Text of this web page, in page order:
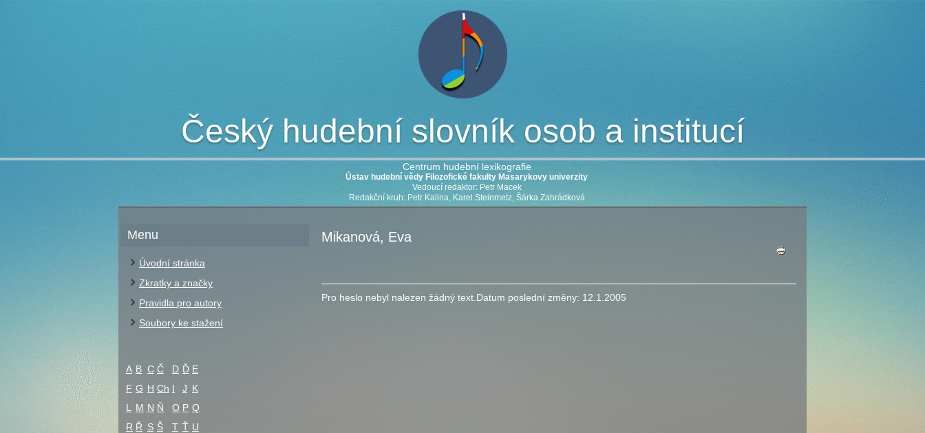
Český hudební slovník osob a institucí
Centrum hudební lexikografie
Ústav hudební vědy Filozofické fakulty Masarykovy univerzity
Vedoucí redaktor: Petr Macek
Redakční kruh: Petr Kalina, Karel Steinmetz, Šárka Zahrádková
Menu
Úvodní stránka
Zkratky a značky
Pravidla pro autory
Soubory ke stažení
A B C Č D Ď E
F G H Ch I J K
L
M N Ň O P Q
R Ř S Š T Ť U
Mikanová, Eva
Pro heslo nebyl nalezen žádný text. Datum poslední změny: 12.1.2005